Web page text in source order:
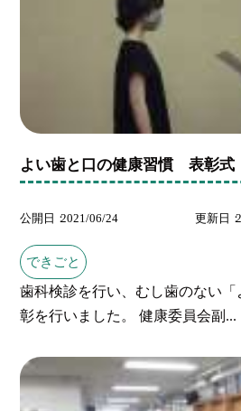
よい歯と口の健康習慣 表彰式
公開日 2021/06/24 更新日
できごと
歯科検診を行い、むし歯のない
彰を行いました。 健康委員会副...